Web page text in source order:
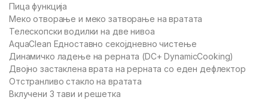
Пица функција
Меко отворање и меко затворање на вратата
Телескопски водилки на две нивоа
AquaClean Едноставно секојдневно чистење
Динамичко ладење на рерната (DC+ DynamicCooking)
Двојно застаклена врата на рерната со еден дефлектор
Отстранливо стакло на вратата
Вклучени 3 тави и решетка